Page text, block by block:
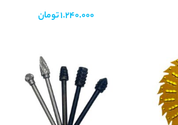
1.240.000تومان